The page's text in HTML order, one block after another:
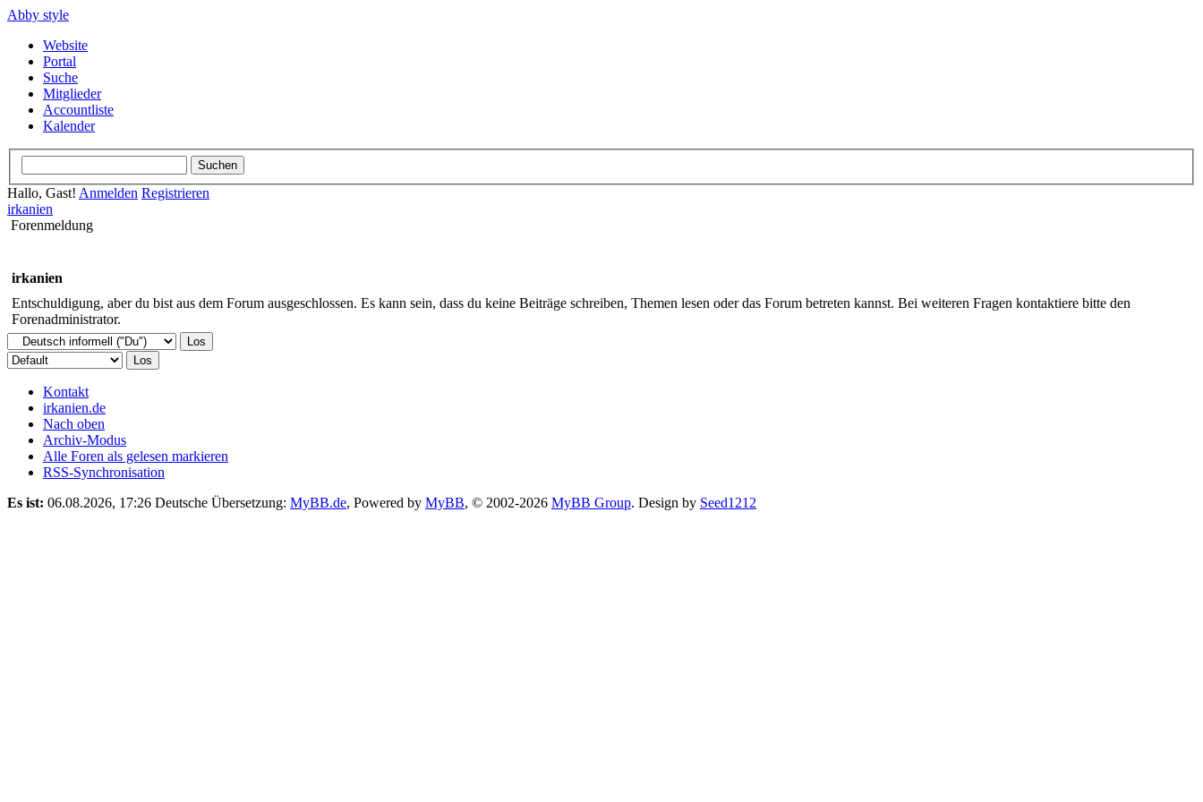
Abby style
Website
Portal
Suche
Mitglieder
Accountliste
Kalender
Hallo, Gast! Anmelden Registrieren
irkanien
Forenmeldung
irkanien
Entschuldigung, aber du bist aus dem Forum ausgeschlossen. Es kann sein, dass du keine Beiträge schreiben, Themen lesen oder das Forum betreten kannst. Bei weiteren Fragen kontaktiere bitte den
Forenadministrator.
Kontakt
irkanien.de
Nach oben
Archiv-Modus
Alle Foren als gelesen markieren
RSS-Synchronisation
Es ist: 06.08.2026, 17:26 Deutsche Übersetzung: MyBB.de, Powered by MyBB, © 2002-2026 MyBB Group. Design by Seed1212